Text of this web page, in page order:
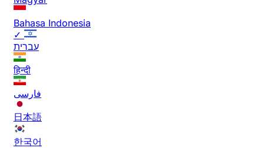
Bahasa Indonesia
✓
עברית
हिन्दी
فارسی
日本語
한국어